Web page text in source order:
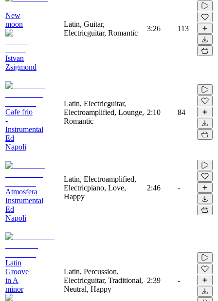
New
moon
Istvan
Zsigmond
Latin, Guitar,
Electricguitar, Romantic
3:26 113
Cafe frio
-
Instrumental
Ed
Napoli
Latin, Electricguitar,
Electroamplified, Lounge,
Romantic
2:10 84
Atmosfera
Instrumental
Ed
Napoli
Latin, Electroamplified,
Electricpiano, Love,
Happy
2:46 -
Latin
Groove
in A
minor
Latin, Percussion,
Electricguitar, Traditional,
Neutral, Happy
2:39 -